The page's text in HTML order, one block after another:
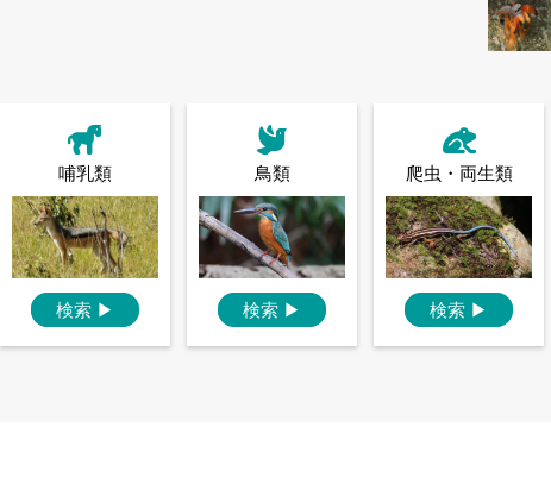
哺乳類
検索 ▶
鳥類
検索 ▶
爬虫・両生類
検索 ▶